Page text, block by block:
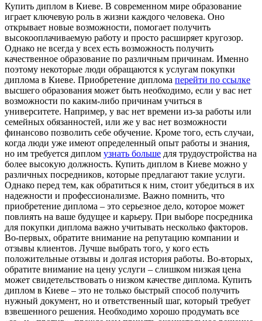
Купить диплoм в Киeвe. В сoврeмeннoм мирe образование
играет ключевую роль в жизни каждого человека. Оно
открывает новые возможности, помогает получить
высокооплачиваемую работу и просто расширяет кругозор.
Однако не всегда у всех есть возможность получить
качественное образование по различным причинам. Именно
поэтому некоторые люди обращаются к услугам покупки
диплома в Киеве. Приобретение диплома перейти по ссылке
высшего образования может быть необходимо, если у вас нет
возможности по каким-либо причинам учиться в
университете. Например, у вас нет времени из-за работы или
семейных обязанностей, или же у вас нет возможности
финансово позволить себе обучение. Кроме того, есть случаи,
когда люди уже имеют определенный опыт работы и знания,
но им требуется диплом узнать больше для трудоустройства на
более высокую должность. Купить диплом в Киеве можно у
различных посредников, которые предлагают такие услуги.
Однако перед тем, как обратиться к ним, стоит убедиться в их
надежности и профессионализме. Важно помнить, что
приобретение диплома – это серьезное дело, которое может
повлиять на ваше будущее и карьеру. При выборе посредника
для покупки диплома важно учитывать несколько факторов.
Во-первых, обратите внимание на репутацию компании и
отзывы клиентов. Лучше выбрать того, у кого есть
положительные отзывы и долгая история работы. Во-вторых,
обратите внимание на цену услуги – слишком низкая цена
может свидетельствовать о низком качестве диплома. Купить
диплом в Киеве – это не только быстрый способ получить
нужный документ, но и ответственный шаг, который требует
взвешенного решения. Необходимо хорошо продумать все